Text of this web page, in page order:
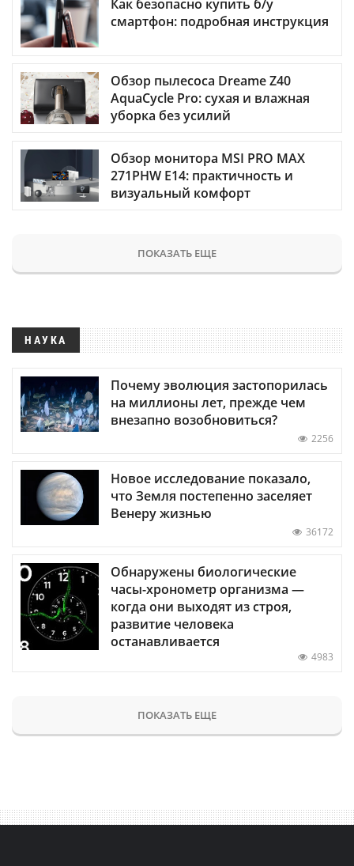
Как безопасно купить б/у
смартфон: подробная инструкция
Обзор пылесоса Dreame Z40
AquaCycle Pro: сухая и влажная
уборка без усилий
Обзор монитора MSI PRO MAX
271PHW E14: практичность и
визуальный комфорт
ПОКАЗАТЬ ЕЩЕ
НАУКА
Почему эволюция застопорилась
на миллионы лет, прежде чем
внезапно возобновиться?
2256
Новое исследование показало,
что Земля постепенно заселяет
Венеру жизнью
36172
Обнаружены биологические
часы-хронометр организма —
когда они выходят из строя,
развитие человека
останавливается
4983
ПОКАЗАТЬ ЕЩЕ